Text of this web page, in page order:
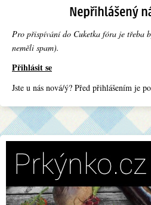
Pro přispívání do Cuketka fóra je třeba
neměli spam).
Přihlásit se
Jste u nás nová/ý? Před přihlášením je